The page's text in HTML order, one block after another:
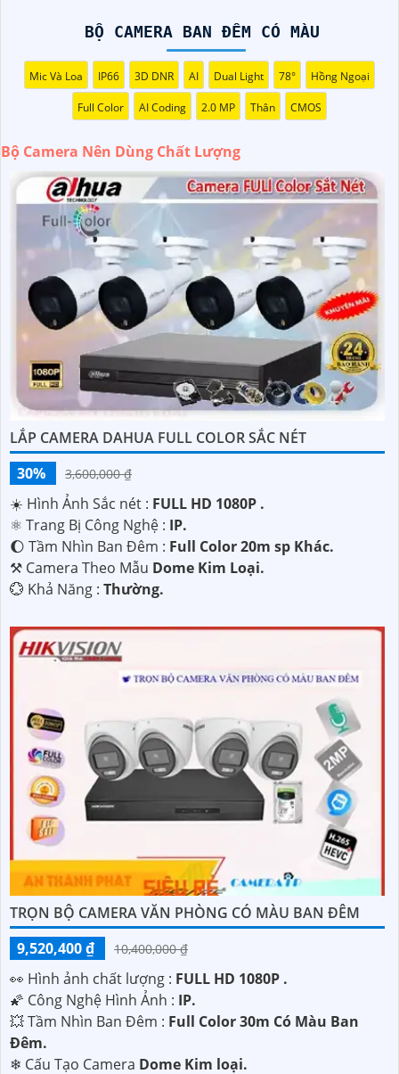
ánh sáng yếu.
Chọn camera có hệ thống chống rung: Hệ thống chống
rung sẽ giúp giảm rung lắc và giữ cho hình ảnh được stabil
trong quá trình quay.
Chọn camera của các thương hiệu uy tín: Để
thương hiệu nổi tiếng và có uy tín trên thị trường.
còn nhiều yếu tố khác cũng ảnh hưởng đến chất lượng
hình ảnh như cảm biến hình ảnh, góc quan sát, khả năng
zoom, và các tính năng bổ sung khác. Trước khi mua bộ
camera, bạn nên tìm hiểu kỹ càng và tham khảo ý kiến từ
người đã sử dụng để chọn được sản phẩm phù hợp nhất
với nhu cầu của mình.
BỘ CAMERA BAN ĐÊM CÓ MÀU
Mic Và Loa IP66 3D DNR AI Dual Light 78° Hồng Ngoại
Full Color AI Coding 2.0 MP Thân CMOS
Bộ Camera Nên Dùng Chất Lượng
LẮP CAMERA DAHUA FULL COLOR SẮC NÉT
30%
3,600,000 ₫
☀️ Hình Ảnh Sắc nét : FULL HD 1080P .
⚛️ Trang Bị Công Nghệ : IP.
🌔 Tầm Nhìn Ban Đêm : Full Color 20m sp Khác.
⚒ Camera Theo Mẫu Dome Kim Loại.
️💮 Khả Năng : Thường.
TRỌN BỘ CAMERA VĂN PHÒNG CÓ MÀU BAN ĐÊM
9,520,400 ₫
10,400,000 ₫
️👀 Hình ảnh chất lượng : FULL HD 1080P .
🌠 Công Nghệ Hình Ảnh : IP.
💥 Tầm Nhìn Ban Đêm : Full Color 30m Có Màu Ban
Ðêm.
❄ Cấu Tạo Camera Dome Kim loại.